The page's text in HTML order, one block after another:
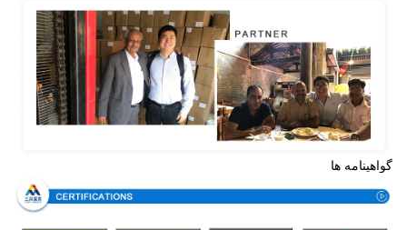
گواهینامه ها